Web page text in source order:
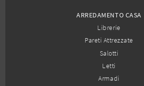
ARREDAMENTO CASA
Librerie
Pareti Attrezzate
Salotti
Letti
Armadi